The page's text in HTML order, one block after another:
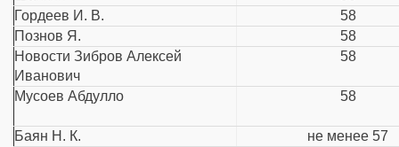
Гордеев И. В.
58
Познов Я.
58
Новости Зибров Алексей
Иванович
58
Мусоев Абдулло 58
Баян Н. К.
не менее 57